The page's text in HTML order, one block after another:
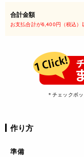
合計金額
お支払合計が6,400円（税込）
＊チェックボ
作り方
準備